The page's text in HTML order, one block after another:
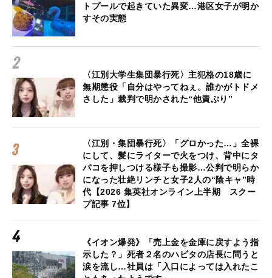
トプールで起きていた異変…港区女子が明か
すその実態
〈江別大学生集団暴行死〉主犯格の18歳に
無期懲役「自分はやってねぇ。誰かがトドメ
さした」裁判で明かされた“他責ぶり”
〈江別・集団暴行死〉「グロかった…」全裸
にして、髪にライターで火をつけ、背中にタ
バコを押しつける様子も撮影…公判で明らか
になった壮絶リンチと女子2人の“陰キャ”時
代【2026 集英社オンライン上半期 スクー
プ記事 7位】
《イオン爆発》「売上金を金庫に戻すよう指
示した？」死者２名のハビタの店長に問うと
涙を流し…社員は「入口によっては入れたこ